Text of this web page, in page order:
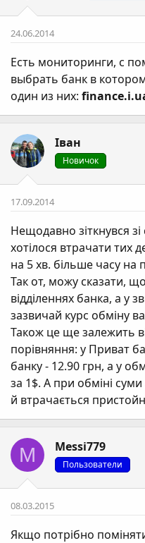
24.06.2014
Есть мониторинги, с
выбрать банк в
один из них:
Іван
Новичок
17.09.2014
Нещодавно зіткнувся
хотілося втрачати тих
на 5 хв. більше часу
Так от, можу сказати,
відділеннях банка, а у
зазвичай курс обміну
Також це ще залежить
порівняння: у Приват
банку - 12.90 грн, а у
за 1$. А при обміні
й втрачається
M Messi779
Пользователи
08.03.2015
Якщо потрібно